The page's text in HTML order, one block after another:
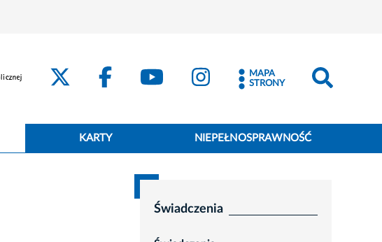
MAPA
STRONY
KARTY NIEPEŁNOSPRAWNOŚĆ
Świadczenia